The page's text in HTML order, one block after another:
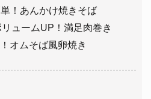
！あんかけ焼きそば
ュームUP！満足肉巻き
オムそば風卵焼き